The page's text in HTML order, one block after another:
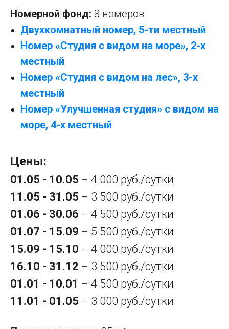
Номерной фонд: 8 номеров
Двухкомнатный номер, 5-ти местный
Номер «Студия с видом на море», 2-х
местный
Номер «Студия с видом на лес», 3-х
местный
Номер «Улучшенная студия» с видом на
море, 4-х местный
Цены:
01.05 - 10.05 – 4 000 руб./сутки
11.05 - 31.05 – 3 500 руб./сутки
01.06 - 30.06 – 4 500 руб./сутки
01.07 - 15.09 – 5 500 руб./сутки
15.09 - 15.10 – 4 000 руб./сутки
16.10 - 31.12 – 3 500 руб./сутки
01.01 - 10.01 – 4 500 руб./сутки
11.01 - 01.05 – 3 000 руб./сутки